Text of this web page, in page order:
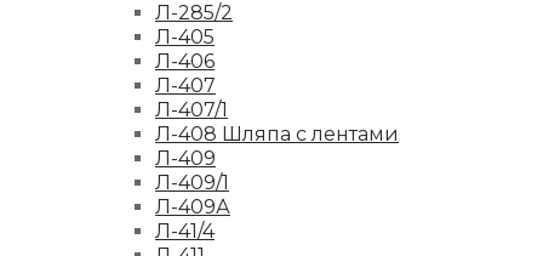
Л-285/2
Л-405
Л-406
Л-407
Л-407/1
Л-408 Шляпа с лентами
Л-409
Л-409/1
Л-409А
Л-41/4